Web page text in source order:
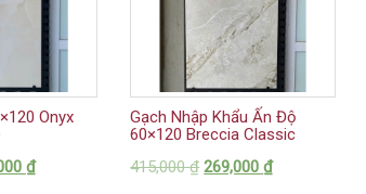
Onyx
₫
Gạch Nhập Khẩu Ấn Độ
60×120 Breccia Classic
415,000₫ 269,000₫